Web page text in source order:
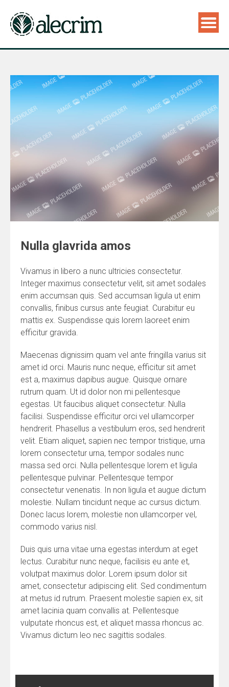
Nulla glavrida amos
Vivamus in libero a nunc ultricies consectetur.
Integer maximus consectetur velit, sit amet sodales
enim accumsan quis. Sed accumsan ligula ut enim
convallis, finibus cursus ante feugiat. Curabitur eu
mattis ex. Suspendisse quis lorem laoreet enim
efficitur gravida.
Maecenas dignissim quam vel ante fringilla varius sit
amet id orci. Mauris nunc neque, efficitur sit amet
est a, maximus dapibus augue. Quisque ornare
rutrum quam. Ut id dolor non mi pellentesque
egestas. Ut faucibus aliquet consectetur. Nulla
facilisi. Suspendisse efficitur orci vel ullamcorper
hendrerit. Phasellus a vestibulum eros, sed hendrerit
velit. Etiam aliquet, sapien nec tempor tristique, urna
lorem consectetur urna, tempor sodales nunc
massa sed orci. Nulla pellentesque lorem et ligula
pellentesque pulvinar. Pellentesque tempor
consectetur venenatis. In non ligula et augue dictum
molestie. Nullam tincidunt neque ac cursus dictum.
Donec lacus lorem, molestie non ullamcorper vel,
commodo varius nisl.
Duis quis urna vitae urna egestas interdum at eget
lectus. Curabitur nunc neque, facilisis eu ante et,
volutpat maximus dolor. Lorem ipsum dolor sit
amet, consectetur adipiscing elit. Sed condimentum
at metus id rutrum. Praesent molestie sapien ex, sit
amet lacinia quam convallis at. Pellentesque
vulputate rhoncus est, et aliquet massa rhoncus ac.
Vivamus dictum leo nec sagittis sodales.
Navegação